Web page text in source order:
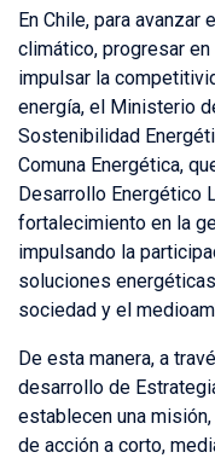
En Chile, para
climático, progresar
impulsar la
energía, el Ministerio
Sostenibilidad
Comuna Energética,
Desarrollo Energético
fortalecimiento en la
impulsando la
soluciones
sociedad y el
De esta manera, a
desarrollo de
establecen una
de acción a corto,